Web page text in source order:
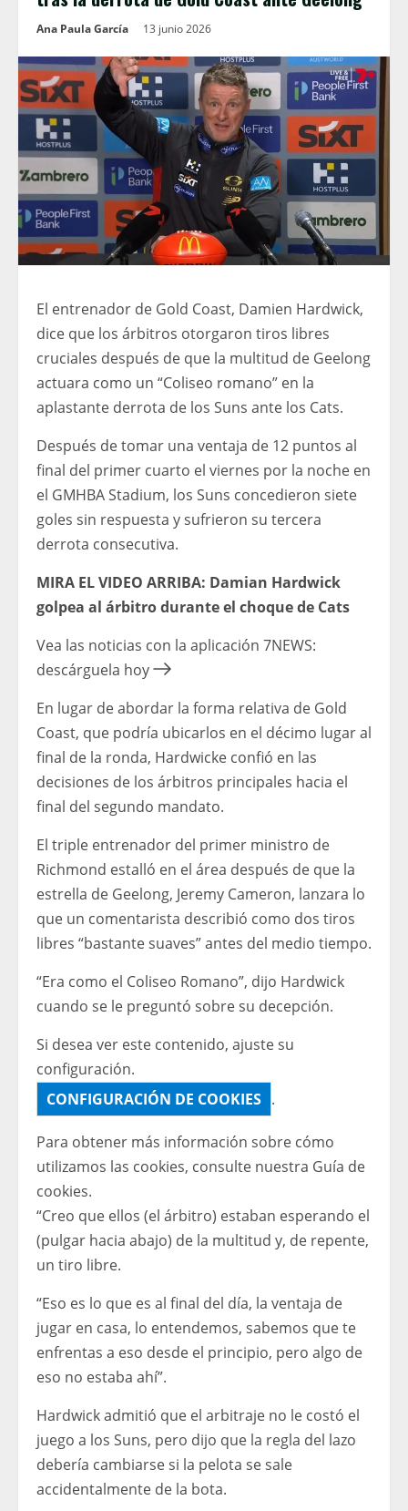
Ana Paula García 13 junio 2026
El entrenador de Gold Coast, Damien Hardwick,
dice que los árbitros otorgaron tiros libres
cruciales después de que la multitud de Geelong
actuara como un “Coliseo romano” en la
aplastante derrota de los Suns ante los Cats.
Después de tomar una ventaja de 12 puntos al
final del primer cuarto el viernes por la noche en
el GMHBA Stadium, los Suns concedieron siete
goles sin respuesta y sufrieron su tercera
derrota consecutiva.
MIRA EL VIDEO ARRIBA: Damian Hardwick
golpea al árbitro durante el choque de Cats
Vea las noticias con la aplicación 7NEWS:
descárguela hoy
En lugar de abordar la forma relativa de Gold
Coast, que podría ubicarlos en el décimo lugar al
final de la ronda, Hardwicke confió en las
decisiones de los árbitros principales hacia el
final del segundo mandato.
El triple entrenador del primer ministro de
Richmond estalló en el área después de que la
estrella de Geelong, Jeremy Cameron, lanzara lo
que un comentarista describió como dos tiros
libres “bastante suaves” antes del medio tiempo.
“Era como el Coliseo Romano”, dijo Hardwick
cuando se le preguntó sobre su decepción.
Si desea ver este contenido, ajuste su
configuración.
CONFIGURACIÓN DE COOKIES .
Para obtener más información sobre cómo
utilizamos las cookies, consulte nuestra Guía de
cookies.
“Creo que ellos (el árbitro) estaban esperando el
(pulgar hacia abajo) de la multitud y, de repente,
un tiro libre.
“Eso es lo que es al final del día, la ventaja de
jugar en casa, lo entendemos, sabemos que te
enfrentas a eso desde el principio, pero algo de
eso no estaba ahí”.
Hardwick admitió que el arbitraje no le costó el
juego a los Suns, pero dijo que la regla del lazo
debería cambiarse si la pelota se sale
accidentalmente de la bota.